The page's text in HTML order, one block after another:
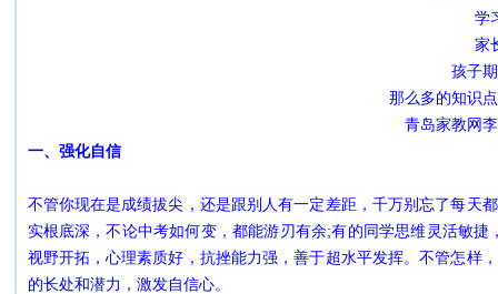
学
家
孩子
那么多的知识
青岛家教网
一、强化自信
不管你现在是成绩拔尖，还是跟别人有一定差距，千万别忘了每天
实根底深，不论中考如何变，都能游刃有余;有的同学思维灵活敏
视野开拓，心理素质好，抗挫能力强，善于超水平发挥。不管怎样
的长处和潜力，激发自信心。